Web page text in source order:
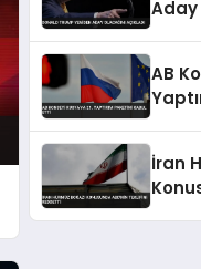
Aday
AB
İran